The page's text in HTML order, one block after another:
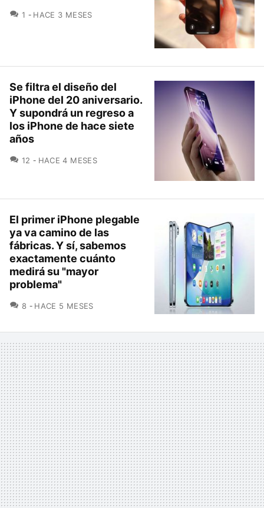
1 COMENTARIOS
HACE 3 MESES
Se filtra el diseño del
iPhone del 20 aniversario.
Y supondrá un regreso a
los iPhone de hace siete
años
12 COMENTARIOS
HACE 4 MESES
El primer iPhone plegable
ya va camino de las
fábricas. Y sí, sabemos
exactamente cuánto
medirá su "mayor
problema"
8 COMENTARIOS
HACE 5 MESES